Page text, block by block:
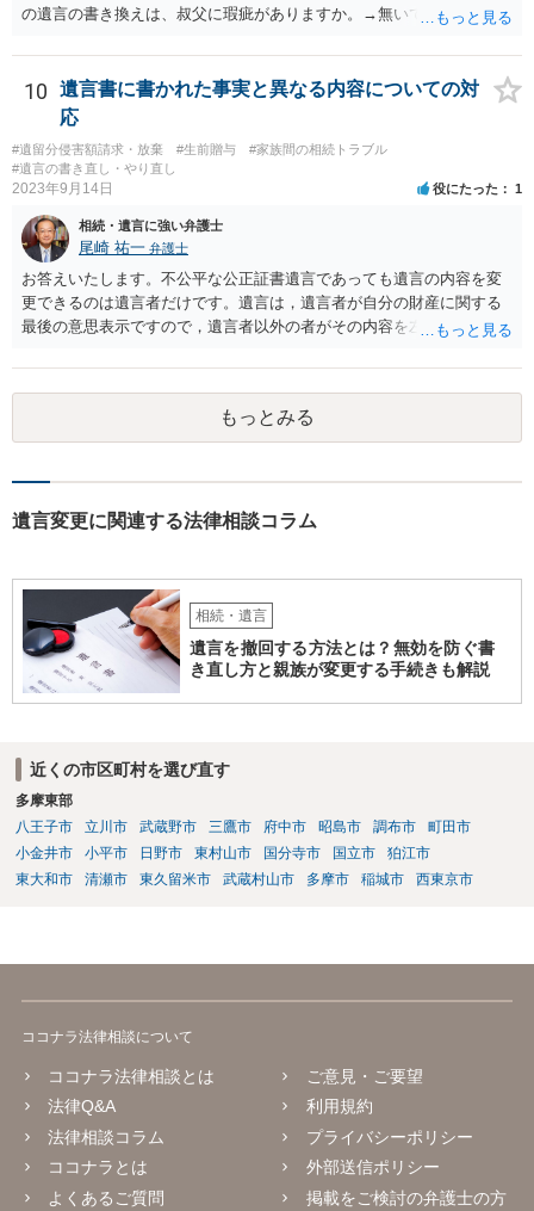
の遺言の書き換えは、叔父に瑕疵がありますか。→無いです。 ・分割
ますか。 →本人が自由に決められますので、どこが妥当とは言えない
です。客観的な基準もありません。 ・できれば穏やかに、分割を拒否
することはできますか。 →分割を拒否するということは、遺産はいら
ないということでしょうか。遺言で、受取を指定されててもいらない
と拒否することはできます。理由を説明する必要はありません。
10
遺言書に書かれた事実と異なる内容についての対
応
#遺留分侵害額請求・放棄 #生前贈与
#家族間の相続トラブル
#遺言の書き直し・やり直し
2023年9月14日 役にたった 1
相続・遺言に強い弁護士
尾崎 祐一 弁護士
お答えいたします。不公平な公正証書遺言であっても遺言の内容を変
更できるのは遺言者だけです。遺言は，遺言者が自分の財産に関する
最後の意思表示ですので，遺言者以外の者がその内容を左右させるこ
とはできないのです。
もっとみる
遺言変更に関連する法律相談コラム
相続・遺言
遺言を撤回する方法とは？無効を防ぐ書
き直し方と親族が変更する手続きも解説
近くの市区町村を選び直す
多摩東部
八王子市
立川市 武蔵野市 三鷹市 府中市 昭島市 調布市
町田市
小金井市
小平市 日野市 東村山市 国分寺市 国立市
狛江市
東大和市
清瀬市 東久留米市 武蔵村山市 多摩市 稲城市 西東京市
ココナラ法律相談について
ココナラ法律相談とは
法律Q&A
法律相談コラム
ココナラとは
よくあるご質問
ご意見・ご要望
利用規約
プライバシーポリシー
外部送信ポリシー
掲載をご検討の弁護士の方